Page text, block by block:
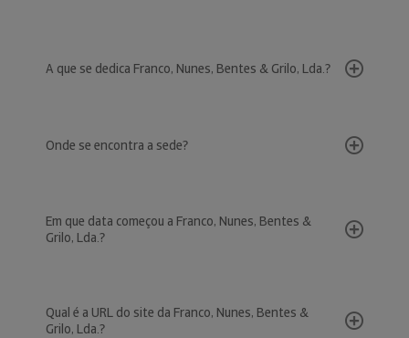
A que se dedica Franco, Nunes, Bentes & Grilo, Lda.?
Onde se encontra a sede?
Em que data começou a Franco, Nunes, Bentes &
Grilo, Lda.?
Qual é a URL do site da Franco, Nunes, Bentes &
Grilo, Lda.?